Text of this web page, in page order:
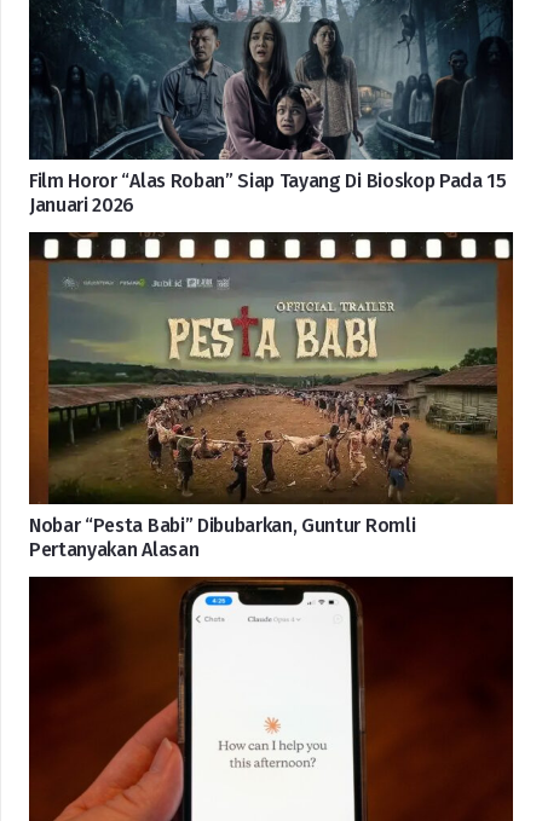
Film Horor “Alas Roban” Siap Tayang Di Bioskop Pada 15
Januari 2026
Nobar “Pesta Babi” Dibubarkan, Guntur Romli
Pertanyakan Alasan